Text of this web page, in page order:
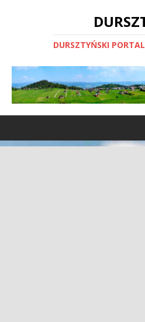
DURSZTYŃSKI